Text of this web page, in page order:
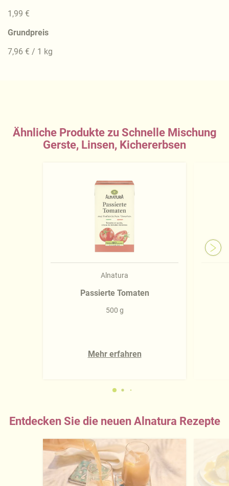
1,99 €
Grundpreis
7,96 € / 1 kg
Ähnliche Produkte zu Schnelle Mischung
Gerste, Linsen, Kichererbsen
Alnatura
Passierte Tomaten
500 g
Mehr erfahren
Entdecken Sie die neuen Alnatura Rezepte